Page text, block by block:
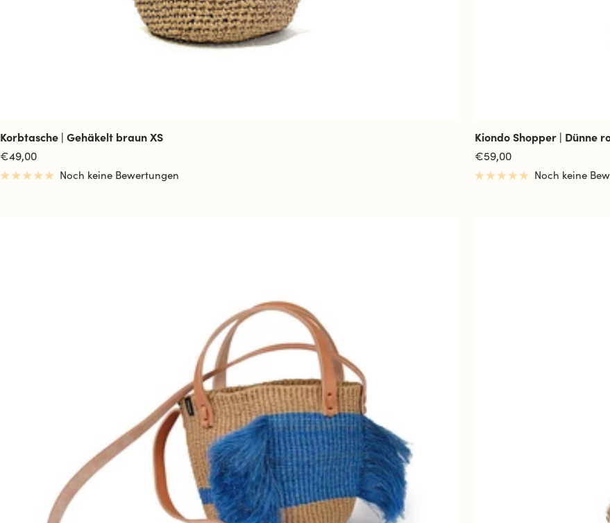
Korbtasche | Gehäkelt braun XS
Angebotspreis
€49,00
Noch keine Bewertungen
Kiondo Shopper | Dünne
Angebotspreis
€59,00
Noch keine